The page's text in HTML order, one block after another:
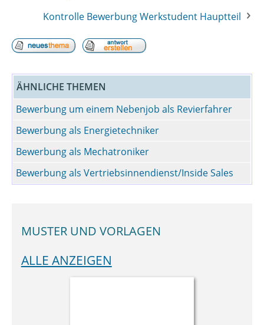
Kontrolle Bewerbung Werkstudent Hauptteil
ÄHNLICHE THEMEN
Bewerbung um einem Nebenjob als Revierfahrer
Bewerbung als Energietechniker
Bewerbung als Mechatroniker
Bewerbung als Vertriebsinnendienst/Inside Sales
MUSTER UND VORLAGEN
ALLE ANZEIGEN